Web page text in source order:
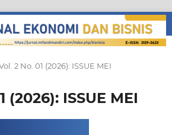
2 No. 01 (2026): ISSUE MEI
(2026): ISSUE MEI